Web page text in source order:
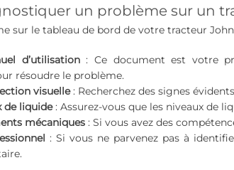
un problème sur un
sur le tableau de bord de votre tracteur
d’utilisation: Ce document est votre
résoudre le problème.
visuelle: Recherchez des signes
de liquide: Assurez-vous que les niveaux de
mécaniques: Si vous avez des
: Si vous ne parvenez pas à